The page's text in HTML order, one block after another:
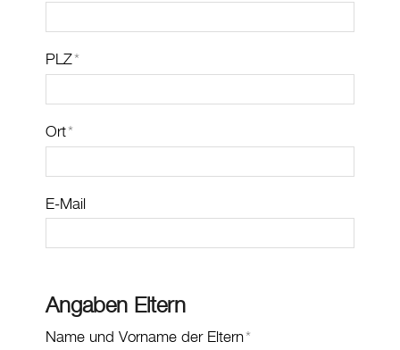
PLZ*
Ort*
E-Mail
Angaben Eltern
Name und Vorname der Eltern*